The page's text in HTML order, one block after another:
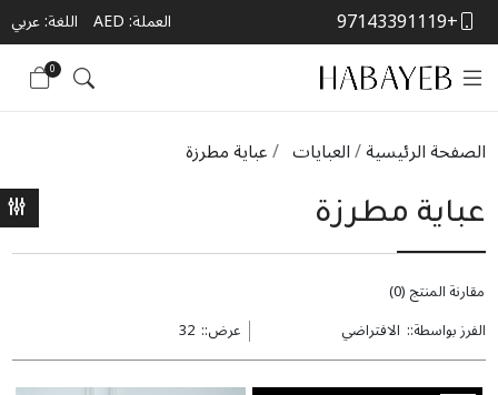
+97143391119 العملة:AED اللغة: عربي
0
الصفحة الرئيسية العبايات عباية مطرزة
عباية مطرزة
مقارنة المنتج (0)
الفرز بواسطة::
عرض::